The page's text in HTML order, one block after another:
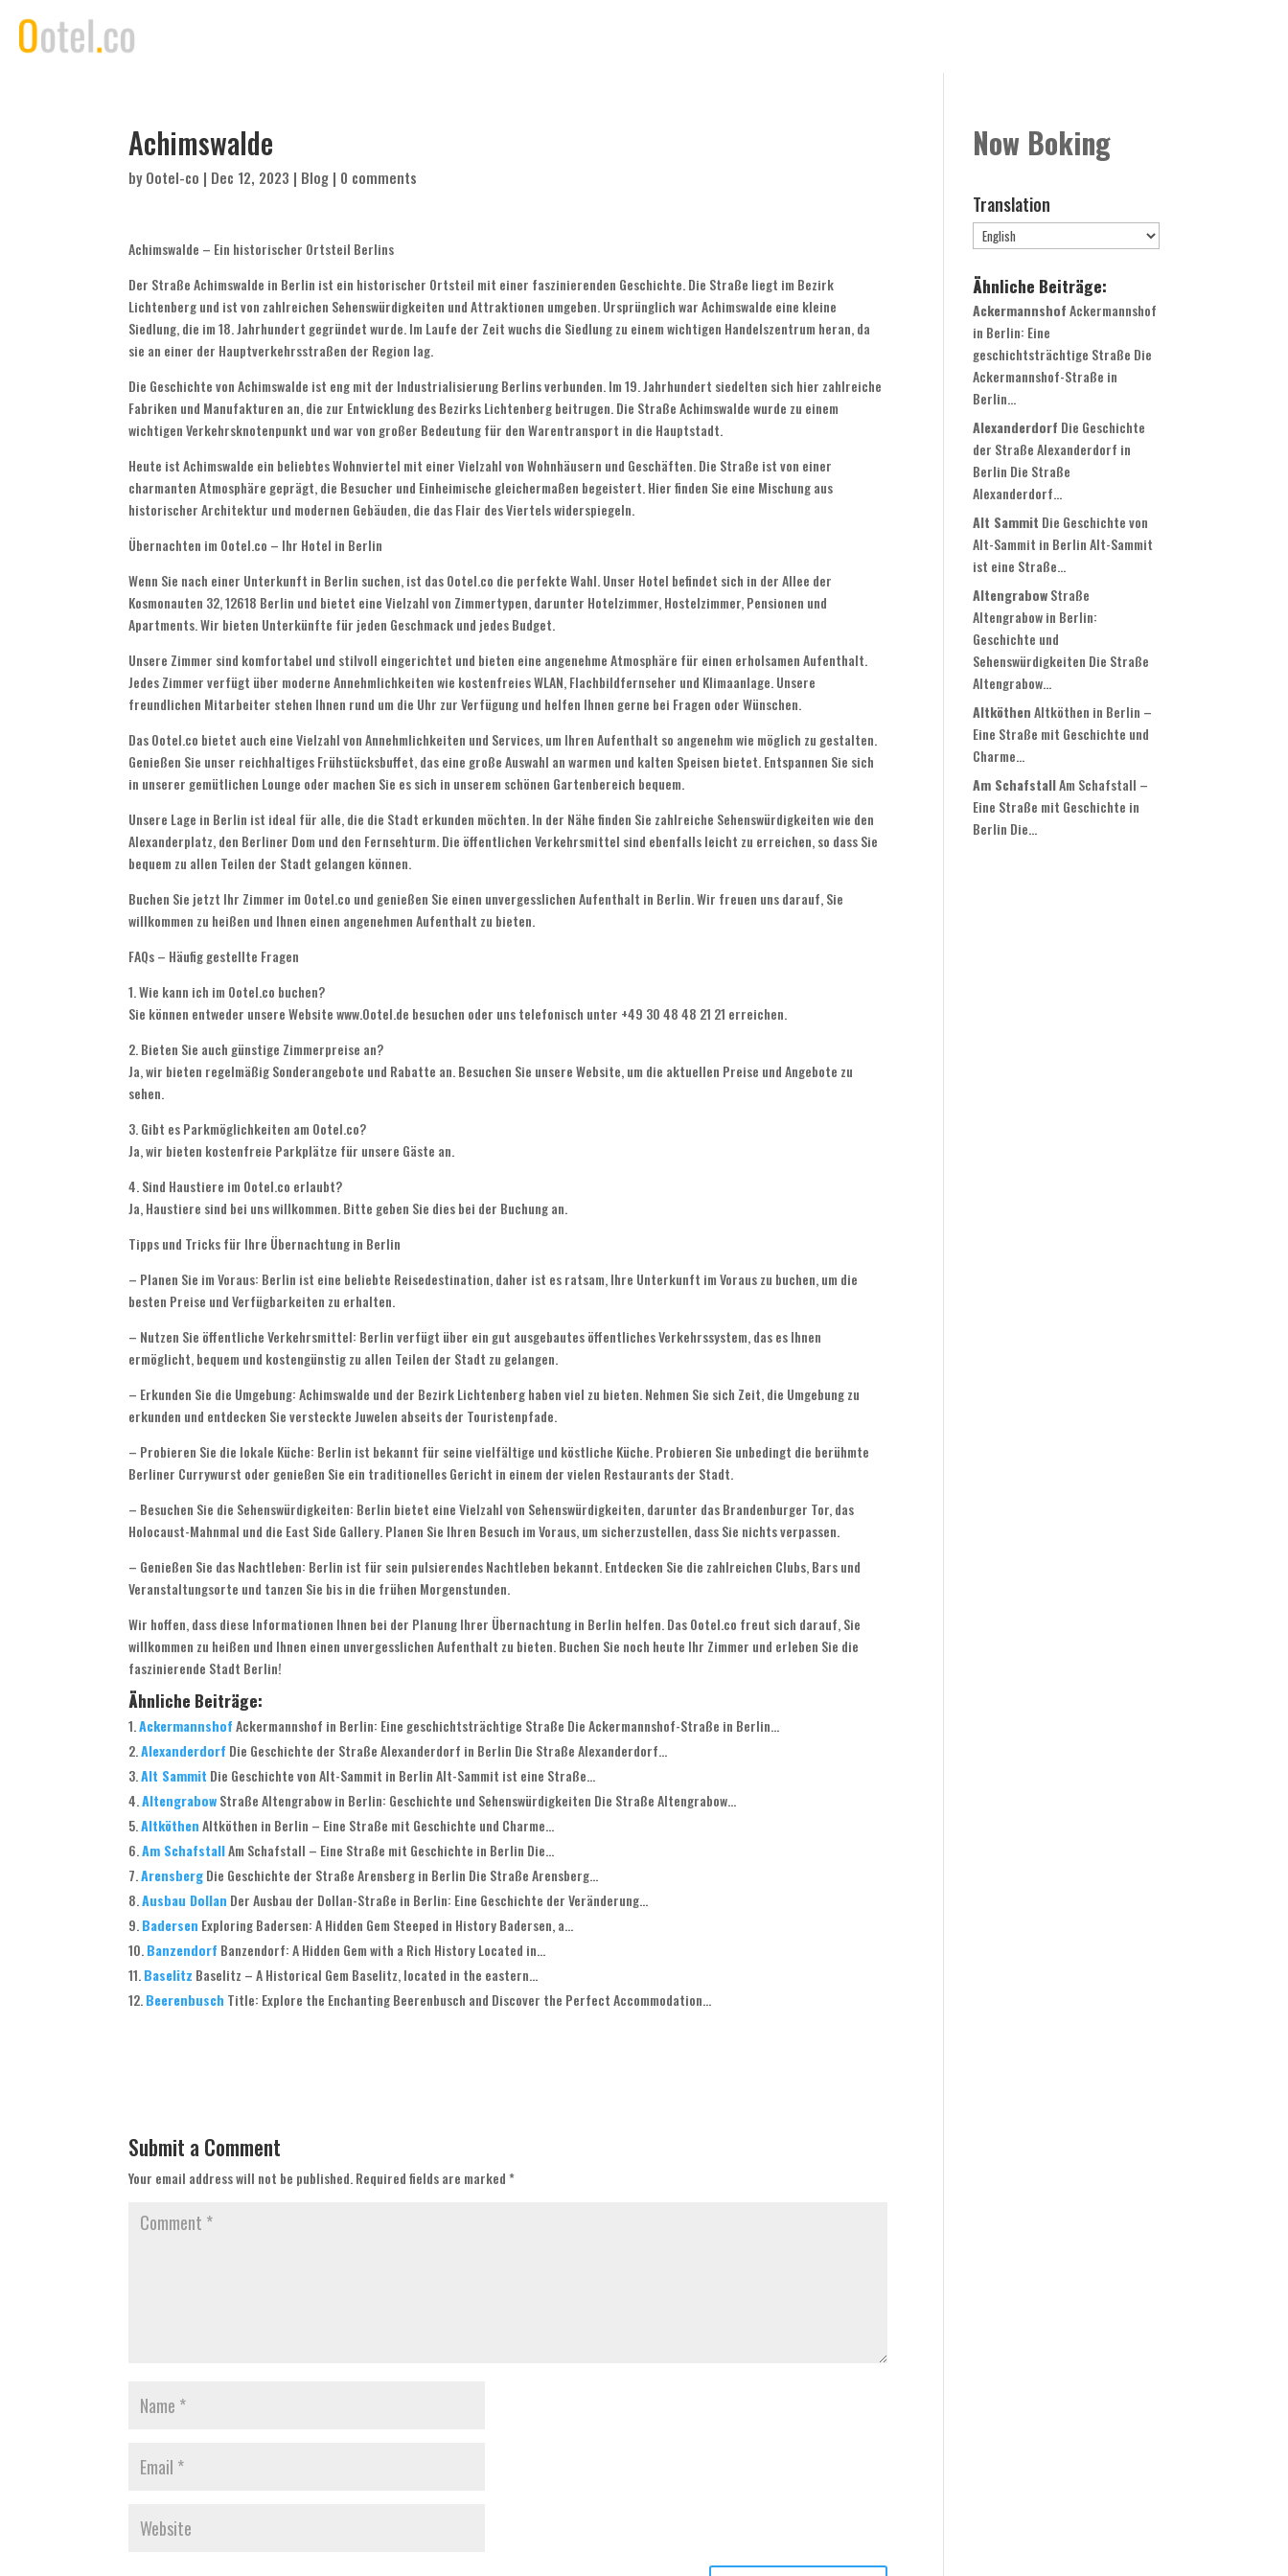
Achimswalde
byOotel-co | Dec 12, 2023 | Blog | 0 comments
Achimswalde – Ein historischer Ortsteil Berlins
Der Straße Achimswalde in Berlin ist ein historischer Ortsteil mit einer faszinierenden Geschichte. Die Straße liegt im Bezirk
Lichtenberg und ist von zahlreichen Sehenswürdigkeiten und Attraktionen umgeben. Ursprünglich war Achimswalde eine kleine
Siedlung, die im 18. Jahrhundert gegründet wurde. Im Laufe der Zeit wuchs die Siedlung zu einem wichtigen Handelszentrum heran, da
sie an einer der Hauptverkehrsstraßen der Region lag.
Die Geschichte von Achimswalde ist eng mit der Industrialisierung Berlins verbunden. Im 19. Jahrhundert siedelten sich hier zahlreiche
Fabriken und Manufakturen an, die zur Entwicklung des Bezirks Lichtenberg beitrugen. Die Straße Achimswalde wurde zu einem
wichtigen Verkehrsknotenpunkt und war von großer Bedeutung für den Warentransport in die Hauptstadt.
Heute ist Achimswalde ein beliebtes Wohnviertel mit einer Vielzahl von Wohnhäusern und Geschäften. Die Straße ist von einer
charmanten Atmosphäre geprägt, die Besucher und Einheimische gleichermaßen begeistert. Hier finden Sie eine Mischung aus
historischer Architektur und modernen Gebäuden, die das Flair des Viertels widerspiegeln.
Übernachten im Ootel.co – Ihr Hotel in Berlin
Wenn Sie nach einer Unterkunft in Berlin suchen, ist das Ootel.co die perfekte Wahl. Unser Hotel befindet sich in der Allee der
Kosmonauten 32, 12618 Berlin und bietet eine Vielzahl von Zimmertypen, darunter Hotelzimmer, Hostelzimmer, Pensionen und
Apartments. Wir bieten Unterkünfte für jeden Geschmack und jedes Budget.
Unsere Zimmer sind komfortabel und stilvoll eingerichtet und bieten eine angenehme Atmosphäre für einen erholsamen Aufenthalt.
Jedes Zimmer verfügt über moderne Annehmlichkeiten wie kostenfreies WLAN, Flachbildfernseher und Klimaanlage. Unsere
freundlichen Mitarbeiter stehen Ihnen rund um die Uhr zur Verfügung und helfen Ihnen gerne bei Fragen oder Wünschen.
Das Ootel.co bietet auch eine Vielzahl von Annehmlichkeiten und Services, um Ihren Aufenthalt so angenehm wie möglich zu gestalten.
Genießen Sie unser reichhaltiges Frühstücksbuffet, das eine große Auswahl an warmen und kalten Speisen bietet. Entspannen Sie sich
in unserer gemütlichen Lounge oder machen Sie es sich in unserem schönen Gartenbereich bequem.
Unsere Lage in Berlin ist ideal für alle, die die Stadt erkunden möchten. In der Nähe finden Sie zahlreiche Sehenswürdigkeiten wie den
Alexanderplatz, den Berliner Dom und den Fernsehturm. Die öffentlichen Verkehrsmittel sind ebenfalls leicht zu erreichen, so dass Sie
bequem zu allen Teilen der Stadt gelangen können.
Buchen Sie jetzt Ihr Zimmer im Ootel.co und genießen Sie einen unvergesslichen Aufenthalt in Berlin. Wir freuen uns darauf, Sie
willkommen zu heißen und Ihnen einen angenehmen Aufenthalt zu bieten.
FAQs – Häufig gestellte Fragen
1. Wie kann ich im Ootel.co buchen?
Sie können entweder unsere Website www.Ootel.de besuchen oder uns telefonisch unter +49 30 48 48 21 21 erreichen.
2. Bieten Sie auch günstige Zimmerpreise an?
Ja, wir bieten regelmäßig Sonderangebote und Rabatte an. Besuchen Sie unsere Website, um die aktuellen Preise und Angebote zu
sehen.
3. Gibt es Parkmöglichkeiten am Ootel.co?
Ja, wir bieten kostenfreie Parkplätze für unsere Gäste an.
4. Sind Haustiere im Ootel.co erlaubt?
Ja, Haustiere sind bei uns willkommen. Bitte geben Sie dies bei der Buchung an.
Tipps und Tricks für Ihre Übernachtung in Berlin
– Planen Sie im Voraus: Berlin ist eine beliebte Reisedestination, daher ist es ratsam, Ihre Unterkunft im Voraus zu buchen, um die
besten Preise und Verfügbarkeiten zu erhalten.
– Nutzen Sie öffentliche Verkehrsmittel: Berlin verfügt über ein gut ausgebautes öffentliches Verkehrssystem, das es Ihnen
ermöglicht, bequem und kostengünstig zu allen Teilen der Stadt zu gelangen.
– Erkunden Sie die Umgebung: Achimswalde und der Bezirk Lichtenberg haben viel zu bieten. Nehmen Sie sich Zeit, die Umgebung zu
erkunden und entdecken Sie versteckte Juwelen abseits der Touristenpfade.
– Probieren Sie die lokale Küche: Berlin ist bekannt für seine vielfältige und köstliche Küche. Probieren Sie unbedingt die berühmte
Berliner Currywurst oder genießen Sie ein traditionelles Gericht in einem der vielen Restaurants der Stadt.
– Besuchen Sie die Sehenswürdigkeiten: Berlin bietet eine Vielzahl von Sehenswürdigkeiten, darunter das Brandenburger Tor, das
Holocaust-Mahnmal und die East Side Gallery. Planen Sie Ihren Besuch im Voraus, um sicherzustellen, dass Sie nichts verpassen.
– Genießen Sie das Nachtleben: Berlin ist für sein pulsierendes Nachtleben bekannt. Entdecken Sie die zahlreichen Clubs, Bars und
Veranstaltungsorte und tanzen Sie bis in die frühen Morgenstunden.
Wir hoffen, dass diese Informationen Ihnen bei der Planung Ihrer Übernachtung in Berlin helfen. Das Ootel.co freut sich darauf, Sie
willkommen zu heißen und Ihnen einen unvergesslichen Aufenthalt zu bieten. Buchen Sie noch heute Ihr Zimmer und erleben Sie die
faszinierende Stadt Berlin!
Ähnliche Beiträge:
Ackermannshof Ackermannshof in Berlin: Eine geschichtsträchtige Straße Die Ackermannshof-Straße in Berlin...
Alexanderdorf Die Geschichte der Straße Alexanderdorf in Berlin Die Straße Alexanderdorf...
Alt Sammit Die Geschichte von Alt-Sammit in Berlin Alt-Sammit ist eine Straße...
AltengrabowStraße Altengrabow in Berlin: Geschichte und Sehenswürdigkeiten Die Straße Altengrabow...
Altköthen Altköthen in Berlin – Eine Straße mit Geschichte und Charme...
Am SchafstallAm Schafstall – Eine Straße mit Geschichte in Berlin Die...
ArensbergDie Geschichte der Straße Arensberg in Berlin Die Straße Arensberg...
Ausbau Dollan Der Ausbau der Dollan-Straße in Berlin: Eine Geschichte der Veränderung...
Badersen Exploring Badersen: A Hidden Gem Steeped in History Badersen, a...
Banzendorf Banzendorf: A Hidden Gem with a Rich History Located in...
Baselitz Baselitz – A Historical Gem Baselitz, located in the eastern...
Beerenbusch Title: Explore the Enchanting Beerenbusch and Discover the Perfect Accommodation...
Submit a Comment
Your email address will not be published.Required fields are marked*
Now Boking
Translation
Ähnliche Beiträge:
AckermannshofAckermannshof
in Berlin: Eine
geschichtsträchtige Straße Die
Ackermannshof-Straße in
Berlin...
Alexanderdorf Die Geschichte
der Straße Alexanderdorf in
Berlin Die Straße
Alexanderdorf...
Alt Sammit Die Geschichte von
Alt-Sammit in Berlin Alt-Sammit
ist eine Straße...
AltengrabowStraße
Altengrabow in Berlin:
Geschichte und
Sehenswürdigkeiten Die Straße
Altengrabow...
AltköthenAltköthen in Berlin –
Eine Straße mit Geschichte und
Charme...
Am SchafstallAm Schafstall –
Eine Straße mit Geschichte in
Berlin Die...